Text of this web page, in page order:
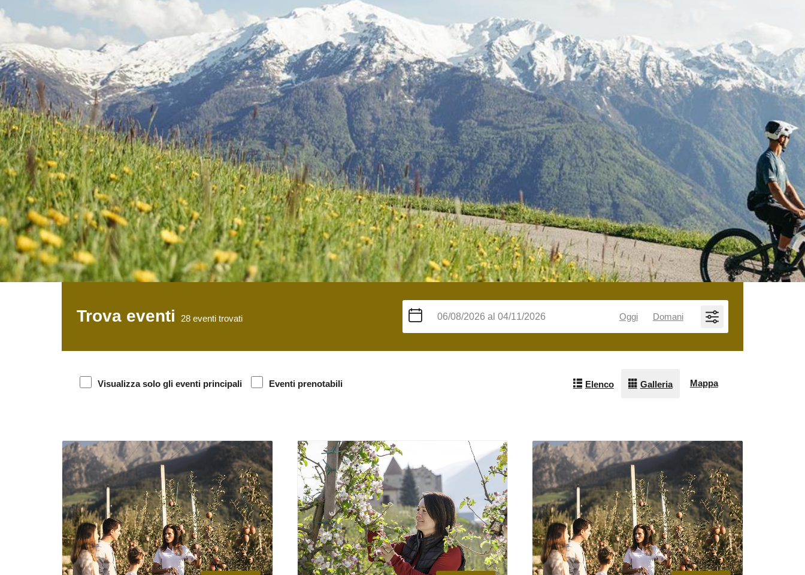
Trova eventi 28 eventi trovati Oggi Domani
Visualizza solo gli eventi principali Eventi prenotabili Elenco Galleria Mappa